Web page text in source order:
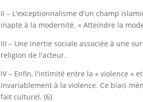
II – L'exceptionnalisme d'un champ
inapte à la modernité. « Atteindre la
III – Une inertie sociale associée à une
religion de l'acteur.
IV – Enfin, l'intimité entre la « violence »
invariablement à la violence. Ce biais
fait culturel. (6)